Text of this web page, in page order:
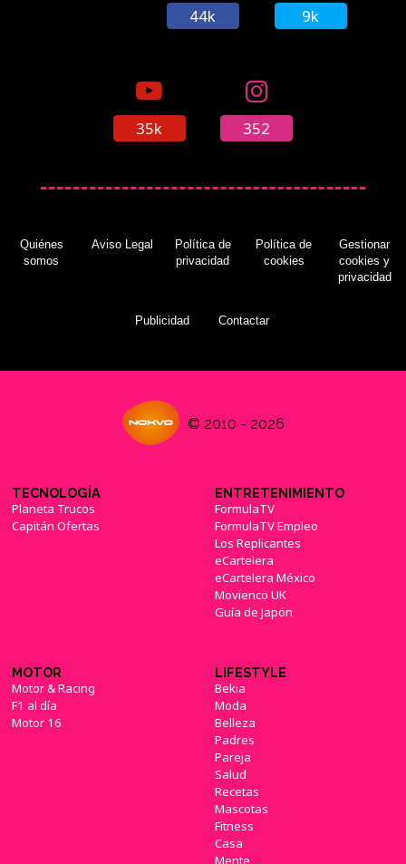
44k 9k
35k 352
Quiénes
somos
Aviso Legal
Política de
privacidad
Política de
cookies
Gestionar
cookies y
privacidad
Publicidad Contactar
© 2010 - 2026
TECNOLOGÍA
Planeta Trucos
Capitán Ofertas
ENTRETENIMIENTO
FormulaTV
FormulaTV Empleo
Los Replicantes
eCartelera
eCartelera México
Movienco UK
Guía de Japón
MOTOR
Motor & Racing
F1 al día
Motor 16
LIFESTYLE
Bekia
Moda
Belleza
Padres
Pareja
Salud
Recetas
Mascotas
Fitness
Casa
Mente